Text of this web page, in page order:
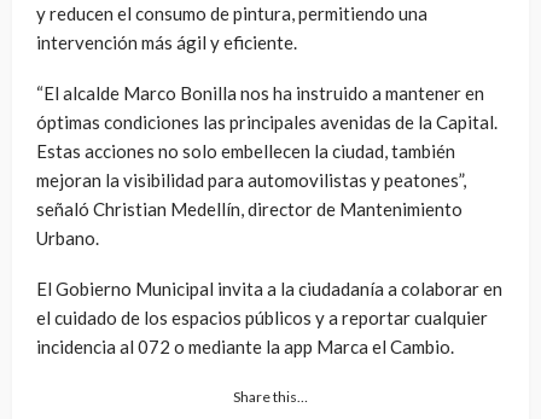
y reducen el consumo de pintura, permitiendo una
intervención más ágil y eficiente.
“El alcalde Marco Bonilla nos ha instruido a mantener en
óptimas condiciones las principales avenidas de la Capital.
Estas acciones no solo embellecen la ciudad, también
mejoran la visibilidad para automovilistas y peatones”,
señaló Christian Medellín, director de Mantenimiento
Urbano.
El Gobierno Municipal invita a la ciudadanía a colaborar en
el cuidado de los espacios públicos y a reportar cualquier
incidencia al 072 o mediante la app Marca el Cambio.
Share this…